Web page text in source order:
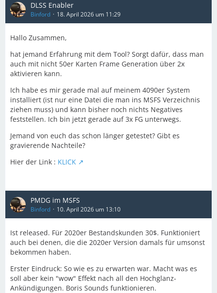
DLSS Enabler
Binford 18. April 2026 um 11:29
Hallo Zusammen,
hat jemand Erfahrung mit dem Tool? Sorgt dafür, dass man
auch mit nicht 50er Karten Frame Generation über 2x
aktivieren kann.
Ich habe es mir gerade mal auf meinem 4090er System
installiert (ist nur eine Datei die man ins MSFS Verzeichnis
ziehen muss) und kann bisher noch nichts Negatives
feststellen. Ich bin jetzt gerade auf 3x FG unterwegs.
Jemand von euch das schon länger getestet? Gibt es
gravierende Nachteile?
Hier der Link : KLICK
PMDG im MSFS
Binford 10. April 2026 um 13:10
Ist released. Für 2020er Bestandskunden 30$. Funktioniert
auch bei denen, die die 2020er Version damals für umsonst
bekommen haben.
Erster Eindruck: So wie es zu erwarten war. Macht was es
soll aber kein "wow" Effekt nach all den Hochglanz-
Ankündigungen. Boris Sounds funktionieren.